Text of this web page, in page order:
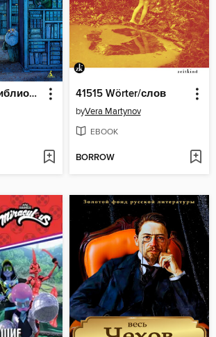
Волшебная библиотека Книггсов. Безумный Оракул 41515 Wörter/слов
byVera Martynov
EBOOK
BORROW